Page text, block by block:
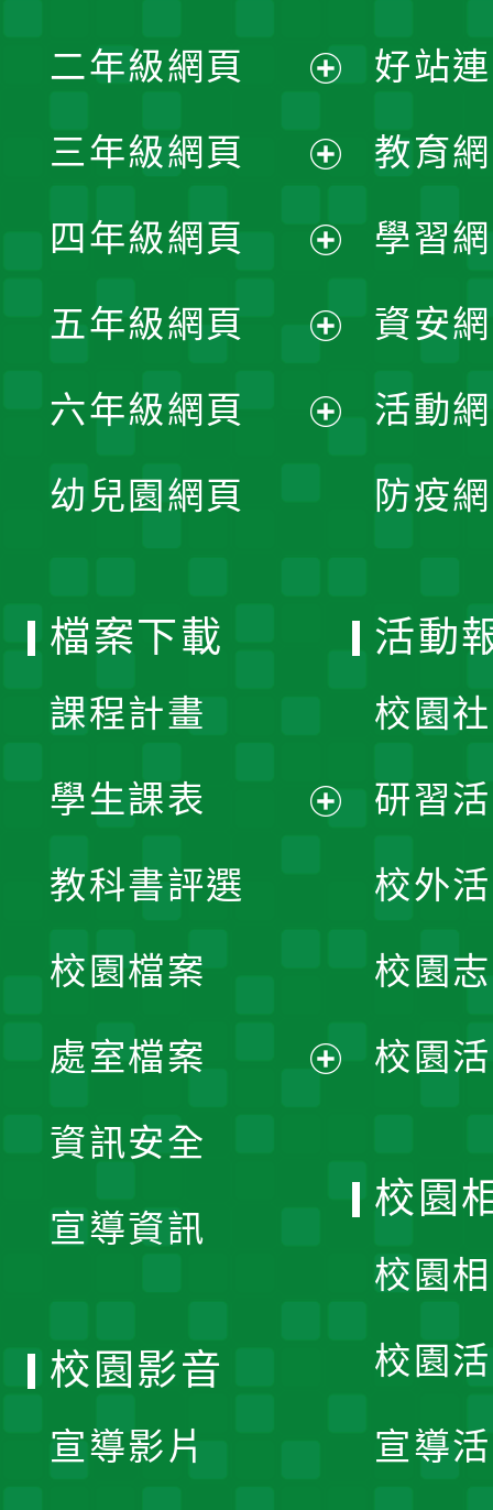
開
選
單
二年級網頁
開
選
單
三年級網頁
開
選
單
四年級網頁
開
選
五年級網頁
開
六年級網頁
幼兒園網頁
好站
教育
學習
資安
活動
防疫
檔案下載
課程計畫
學生課表
單
教科書評選
校園檔案
處室檔案
資訊安全
宣導資訊
活動
校園
研習
校外
校園
校園
校園
校園
校園
宣導
校園影音
宣導影片